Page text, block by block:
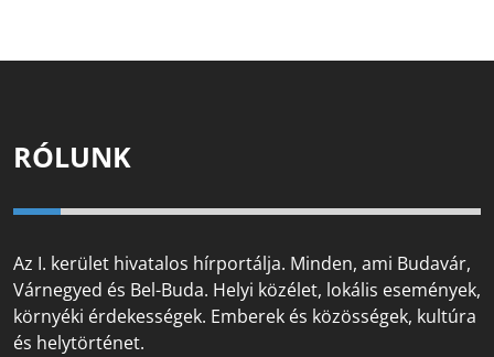
RÓLUNK
Az I. kerület hivatalos hírportálja. Minden, ami Budavár,
Várnegyed és Bel-Buda. Helyi közélet, lokális események,
környéki érdekességek. Emberek és közösségek, kultúra
és helytörténet.